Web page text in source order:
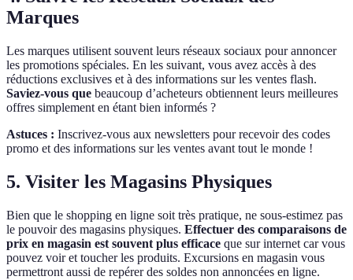
Marques
Les marques utilisent souvent leurs réseaux sociaux pour annoncer
les promotions spéciales. En les suivant, vous avez accès à des
réductions exclusives et à des informations sur les ventes flash.
Saviez-vous que beaucoup d’acheteurs obtiennent leurs meilleures
offres simplement en étant bien informés ?
Astuces : Inscrivez-vous aux newsletters pour recevoir des codes
promo et des informations sur les ventes avant tout le monde !
5. Visiter les Magasins Physiques
Bien que le shopping en ligne soit très pratique, ne sous-estimez pas
le pouvoir des magasins physiques. Effectuer des comparaisons de
prix en magasin est souvent plus efficace que sur internet car vous
pouvez voir et toucher les produits. Excursions en magasin vous
permettront aussi de repérer des soldes non annoncées en ligne.